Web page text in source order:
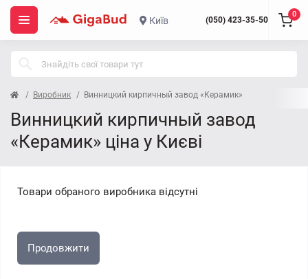
Київ (050) 423-35-50
0
Виробник Винницкий кирпичный завод «Керамик»
Винницкий кирпичный завод
«Керамик» ціна у Києві
Товари обраного виробника відсутні
Продовжити